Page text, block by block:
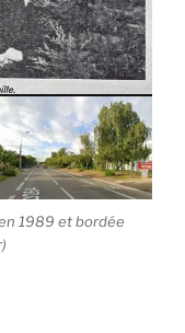
1989 et bordée